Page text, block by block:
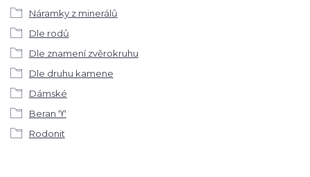
Náramky z minerálů
Dle rodů
Dle znamení zvěrokruhu
Dle druhu kamene
Dámské
Beran ♈
Rodonit